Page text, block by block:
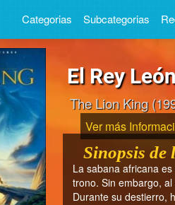
Categorias Subcategorias
El Rey
The Lion King
Ver más
Sinopsis de
La sabana africana
trono. Sin embargo,
Durante su destierro,